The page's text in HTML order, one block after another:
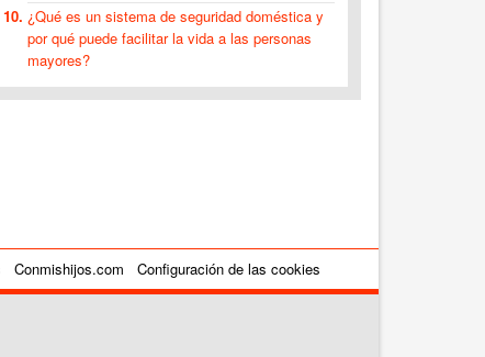
¿Qué es un sistema de seguridad doméstica y
por qué puede facilitar la vida a las personas
mayores?
Conmishijos.com Configuración de las cookies